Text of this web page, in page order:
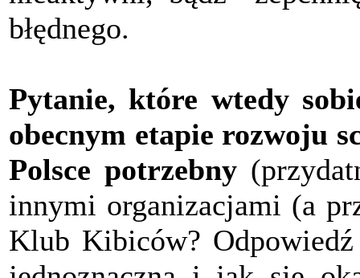
błędnego.
Pytanie, które wtedy
obecnym etapie rozwoju
Polsce potrzebny
innymi organizacjami (a
Klub Kibiców?